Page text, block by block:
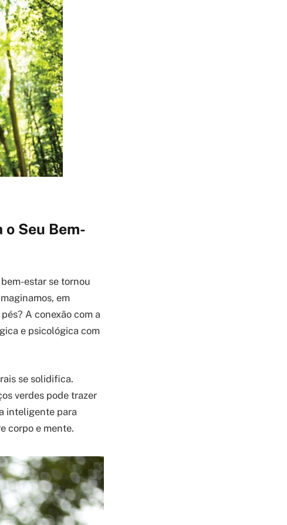
o Seu Bem-
estar se tornou
em
A conexão com a
e psicológica com
se solidifica.
verdes pode trazer
inteligente para
corpo e mente.